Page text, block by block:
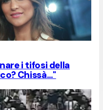
i tifosi della
Chissà…"